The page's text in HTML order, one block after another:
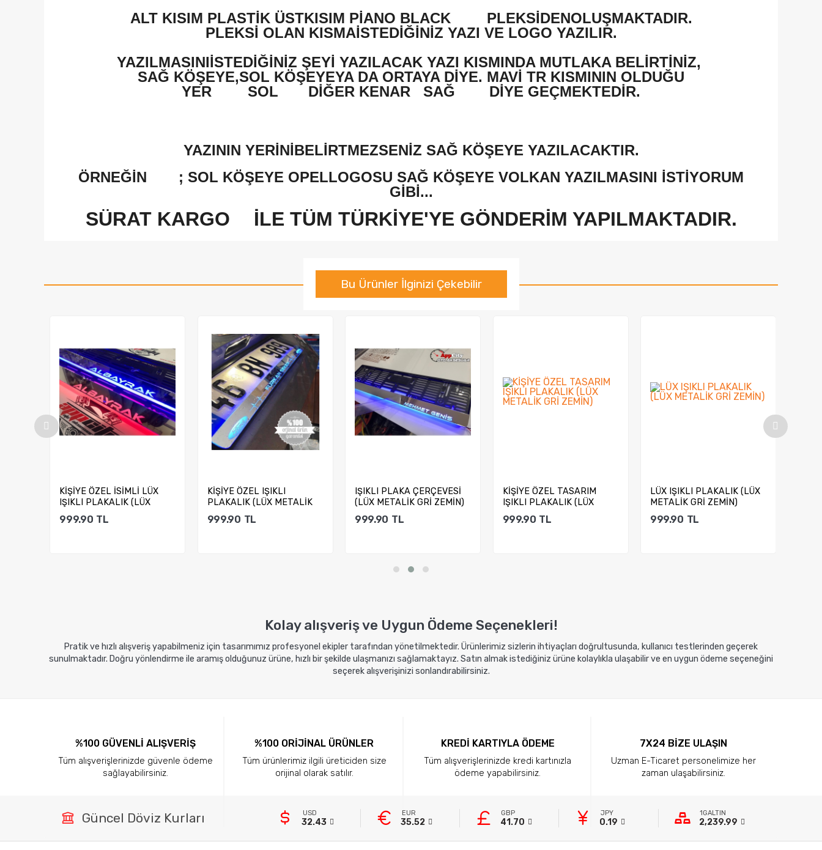
ALT KISIM PLASTİK ÜSTKISIM PİANO BLACK
PLEKSİDENOLUŞMAKTADIR.
PLEKSİ OLAN KISMAİSTEDİĞİNİZ YAZI VE LOGO YAZILIR.
YAZILMASINIİSTEDİĞİNİZ ŞEYİ YAZILACAK YAZI KISMINDA MUTLAKA BELİRTİNİZ,
SAĞ KÖŞEYE,SOL KÖŞEYEYA DA ORTAYA DİYE. MAVİ TR KISMININ OLDUĞU
YER
SOL DİĞER KENAR SAĞ DİYE GEÇMEKTEDİR.
YAZININ YERİNİBELİRTMEZSENİZ SAĞ KÖŞEYE YAZILACAKTIR.
ÖRNEĞİN
; SOL KÖŞEYE OPELLOGOSU SAĞ KÖŞEYE VOLKAN YAZILMASINI İSTİYORUM
GİBİ...
SÜRAT KARGO İLE TÜM TÜRKİYE'YE GÖNDERİM YAPILMAKTADIR.
Bu Ürünler İlginizi Çekebilir
KİŞİYE ÖZEL İSİMLİ LÜX
IŞIKLI PLAKALIK (LÜX
METALİK GRİ ZEM...
999.90 TL
KİŞİYE ÖZEL IŞIKLI
PLAKALIK (LÜX METALİK
GRİ ZEMİN) Videolu...
999.90 TL
IŞIKLI PLAKA ÇERÇEVESİ
(LÜX METALİK GRİ ZEMİN)
999.90 TL
KİŞİYE ÖZEL TASARIM
IŞIKLI PLAKALIK (LÜX
METALİK GRİ ZEMİN)...
999.90 TL
LÜX IŞIKLI PLAKALIK (LÜX
METALİK GRİ ZEMİN)
999.90 TL
Kolay alışveriş ve Uygun Ödeme Seçenekleri!
Pratik ve hızlı alışveriş yapabilmeniz için tasarımımız profesyonel ekipler tarafından yönetilmektedir. Ürünlerimiz sizlerin ihtiyaçları doğrultusunda, kullanıcı testlerinden geçerek
sunulmaktadır. Doğru yönlendirme ile aramış olduğunuz ürüne, hızlı bir şekilde ulaşmanızı sağlamaktayız. Satın almak istediğiniz ürüne kolaylıkla ulaşabilir ve en uygun ödeme seçeneğini
seçerek alışverişinizi sonlandırabilirsiniz.
%100 GÜVENLİ ALIŞVERİŞ
Tüm alışverişlerinizde güvenle ödeme
sağlayabilirsiniz.
%100 ORİJİNAL ÜRÜNLER
Tüm ürünlerimiz ilgili üreticiden size
orijinal olarak satılır.
KREDİ KARTIYLA ÖDEME
Tüm alışverişlerinizde kredi kartınızla
ödeme yapabilirsiniz.
7X24 BİZE ULAŞIN
Uzman E-Ticaret personelimize her
zaman ulaşabilirsiniz.
Güncel Döviz Kurları USD
32.43
EUR
35.52
GBP
41.70
JPY
0.19
1GALTIN
2,239.99